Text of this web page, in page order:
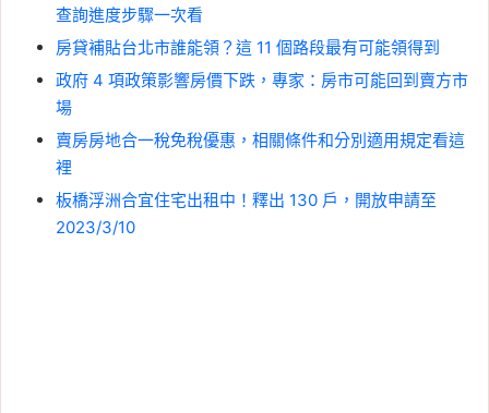
查詢進度步驟一次看
房貸補貼台北市誰能領？這 11 個路段最有可能領得到
政府 4 項政策影響房價下跌，專家：房市可能回到賣方市
場
賣房房地合一稅免稅優惠，相關條件和分別適用規定看這
裡
板橋浮洲合宜住宅出租中！釋出 130 戶，開放申請至
2023/3/10